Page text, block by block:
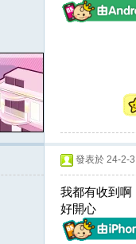
發表於 24-2-
我都有收到啊
好開心